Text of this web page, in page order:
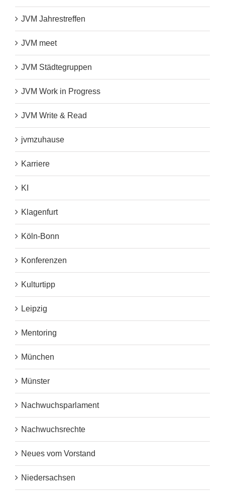
JVM Jahrestreffen
JVM meet
JVM Städtegruppen
JVM Work in Progress
JVM Write & Read
jvmzuhause
Karriere
KI
Klagenfurt
Köln-Bonn
Konferenzen
Kulturtipp
Leipzig
Mentoring
München
Münster
Nachwuchsparlament
Nachwuchsrechte
Neues vom Vorstand
Niedersachsen